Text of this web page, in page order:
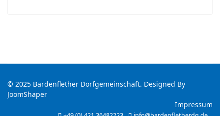
© 2025 Bardenflether Dorfgemeinschaft. Designed By
JoomShaper
Impressum